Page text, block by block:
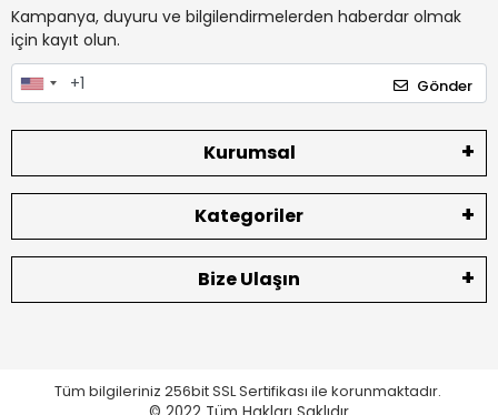
Kampanya, duyuru ve bilgilendirmelerden haberdar olmak
için kayıt olun.
Gönder
Kurumsal
Kategoriler
Bize Ulaşın
Tüm bilgileriniz 256bit SSL Sertifikası ile korunmaktadır.